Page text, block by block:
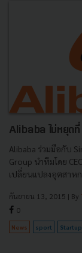
Alibaba ไม่หยุด
Alibaba ร่วมมือกับ
Group นำทีมโดย
เปลี่ยนแปลงอุตสาหก
กันยายน 13, 2015 | By
0
News sport Startup